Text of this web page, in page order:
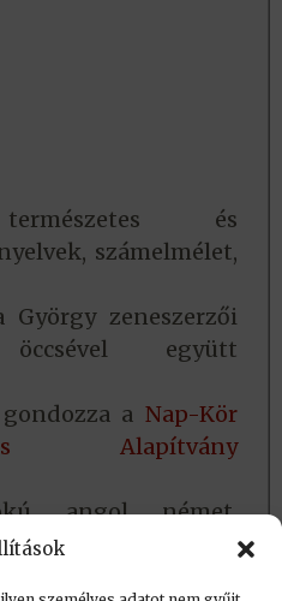
és
számelmélet,
György zeneszerzői
öccsével együtt
a Nap-Kör
Alapítvány
angol, német,
nyelvvizsgák